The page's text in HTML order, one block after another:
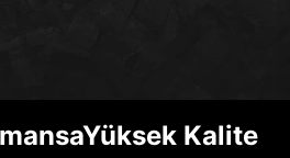
Kalite